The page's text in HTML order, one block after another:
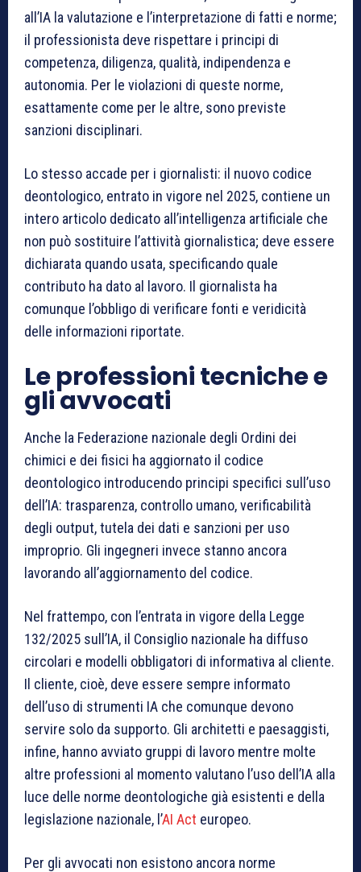
all’IA la valutazione e l’interpretazione di fatti e norme;
il professionista deve rispettare i principi di
competenza, diligenza, qualità, indipendenza e
autonomia. Per le violazioni di queste norme,
esattamente come per le altre, sono previste
sanzioni disciplinari.
Lo stesso accade per i giornalisti: il nuovo codice
deontologico, entrato in vigore nel 2025, contiene un
intero articolo dedicato all’intelligenza artificiale che
non può sostituire l’attività giornalistica; deve essere
dichiarata quando usata, specificando quale
contributo ha dato al lavoro. Il giornalista ha
comunque l’obbligo di verificare fonti e veridicità
delle informazioni riportate.
Le professioni tecniche e
gli avvocati
Anche la Federazione nazionale degli Ordini dei
chimici e dei fisici ha aggiornato il codice
deontologico introducendo principi specifici sull’uso
dell’IA: trasparenza, controllo umano, verificabilità
degli output, tutela dei dati e sanzioni per uso
improprio. Gli ingegneri invece stanno ancora
lavorando all’aggiornamento del codice.
Nel frattempo, con l’entrata in vigore della Legge
132/2025 sull’IA, il Consiglio nazionale ha diffuso
circolari e modelli obbligatori di informativa al cliente.
Il cliente, cioè, deve essere sempre informato
dell’uso di strumenti IA che comunque devono
servire solo da supporto. Gli architetti e paesaggisti,
infine, hanno avviato gruppi di lavoro mentre molte
altre professioni al momento valutano l’uso dell’IA alla
luce delle norme deontologiche già esistenti e della
legislazione nazionale, l’AI Act europeo.
Per gli avvocati non esistono ancora norme